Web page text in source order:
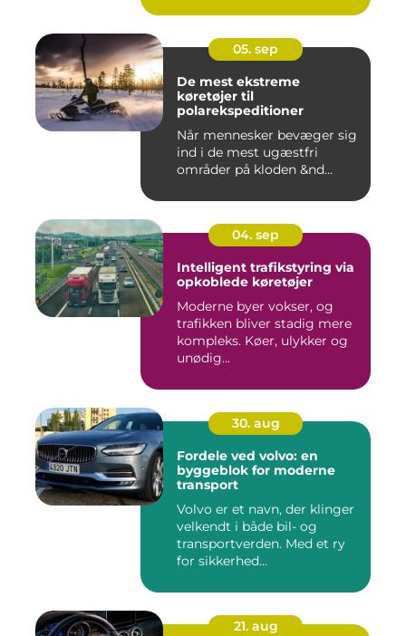
05. sep
De mest ekstreme
køretøjer til
polarekspeditioner
Når mennesker bevæger sig
ind i de mest ugæstfri
områder på kloden &nd...
04. sep
Intelligent trafikstyring via
opkoblede køretøjer
Moderne byer vokser, og
trafikken bliver stadig mere
kompleks. Køer, ulykker og
unødig...
30. aug
Fordele ved volvo: en
byggeblok for moderne
transport
Volvo er et navn, der klinger
velkendt i både bil- og
transportverden. Med et ry
for sikkerhed...
21. aug